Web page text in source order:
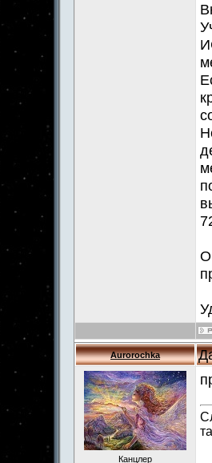
Aurorochka
Канцлер